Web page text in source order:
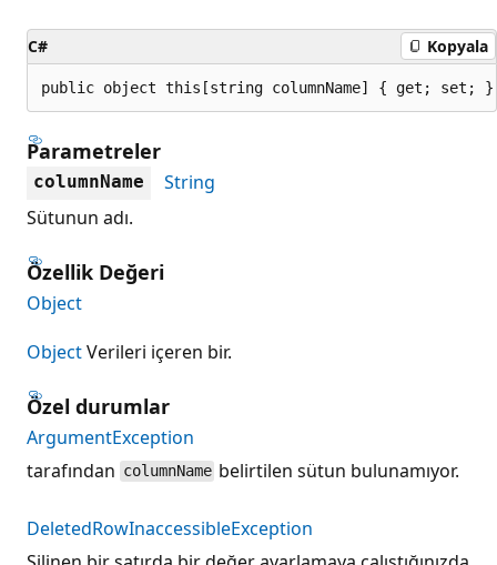
C# Kopyala
public object this[string columnName] { get; set; }
Parametreler
columnName
String
Sütunun adı.
Özellik Değeri
Object
ObjectVerileri içeren bir.
Özel durumlar
ArgumentException
tarafından columnName belirtilen sütun bulunamıyor.
DeletedRowInaccessibleException